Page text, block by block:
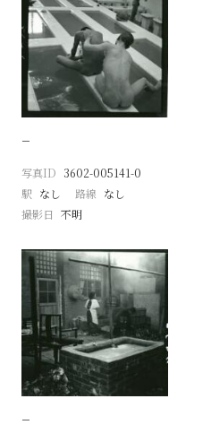
−
写真ID 3602-005141-0
駅 なし 路線 なし
撮影日 不明
−